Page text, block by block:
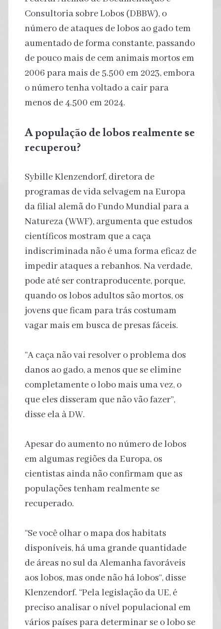
Consultoria sobre Lobos (DBBW), o
número de ataques de lobos ao gado tem
aumentado de forma constante, passando
de pouco mais de cem animais mortos em
2006 para mais de 5.500 em 2023, embora
o número tenha voltado a cair para
menos de 4.500 em 2024.
A população de lobos realmente se
recuperou?
Sybille Klenzendorf, diretora de
programas de vida selvagem na Europa
da filial alemã do Fundo Mundial para a
Natureza (WWF), argumenta que estudos
científicos mostram que a caça
indiscriminada não é uma forma eficaz de
impedir ataques a rebanhos. Na verdade,
pode até ser contraproducente, porque,
quando os lobos adultos são mortos, os
jovens que ficam para trás costumam
vagar mais em busca de presas fáceis.
“A caça não vai resolver o problema dos
danos ao gado, a menos que se elimine
completamente o lobo mais uma vez, o
que eles disseram que não vão fazer”,
disse ela à DW.
Apesar do aumento no número de lobos
em algumas regiões da Europa, os
cientistas ainda não confirmam que as
populações tenham realmente se
recuperado.
“Se você olhar o mapa dos habitats
disponíveis, há uma grande quantidade
de áreas no sul da Alemanha favoráveis
aos lobos, mas onde não há lobos”, disse
Klenzendorf. “Pela legislação da UE, é
preciso analisar o nível populacional em
vários países para determinar se o lobo se